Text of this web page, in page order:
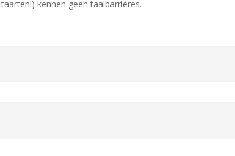
taarten!) kennen geen taalbarrières.